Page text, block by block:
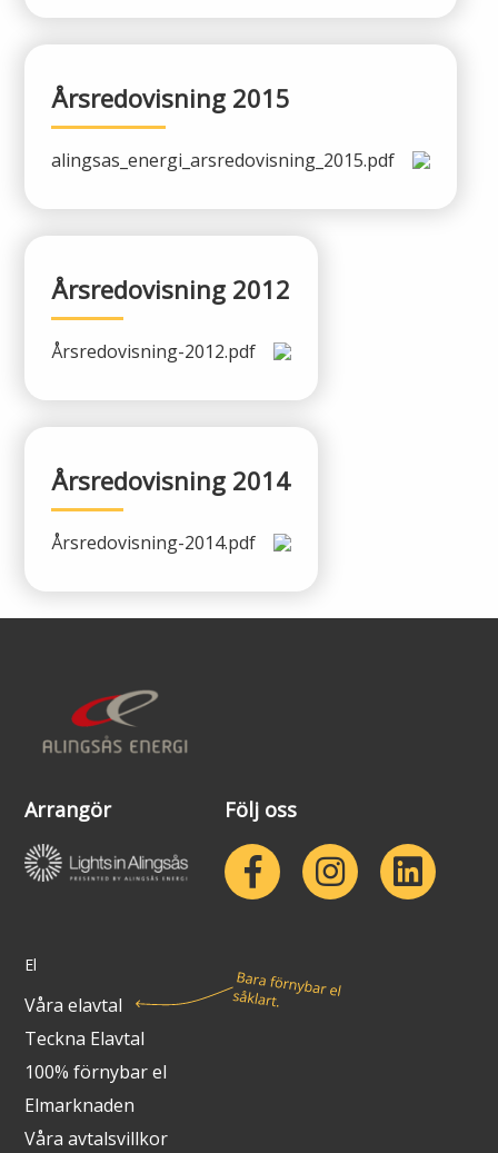
Årsredovisning 2015
alingsas_energi_arsredovisning_2015.pdf
Årsredovisning 2012
Årsredovisning-2012.pdf
Årsredovisning 2014
Årsredovisning-2014.pdf
Arrangör Följ oss
El
Våra elavtal
Teckna Elavtal
100% förnybar el
Elmarknaden
Våra avtalsvillkor